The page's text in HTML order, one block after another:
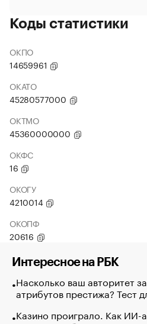
Коды статистики
ОКПО
14659961
ОКАТО
45280577000
ОКТМО
45360000000
ОКФС
16
ОКОГУ
4210014
ОКОПФ
20616
Интересное на РБК
Насколько ваш авторитет
атрибутов престижа? Тест
Казино проиграло. Как ИИ-